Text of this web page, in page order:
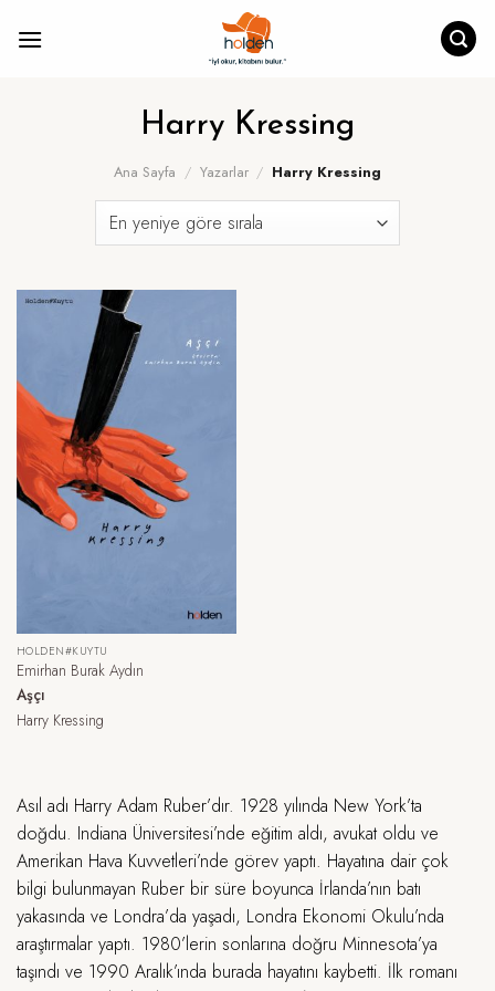
atla
Harry Kressing
Ana Sayfa / Yazarlar / Harry Kressing
HOLDEN#KUYTU
Emirhan Burak Aydın
Aşçı
Harry Kressing
Asıl adı Harry Adam Ruber’dır. 1928 yılında New York’ta
doğdu. Indiana Üniversitesi’nde eğitim aldı, avukat oldu ve
Amerikan Hava Kuvvetleri’nde görev yaptı. Hayatına dair çok
bilgi bulunmayan Ruber bir süre boyunca İrlanda’nın batı
yakasında ve Londra’da yaşadı, Londra Ekonomi Okulu’nda
araştırmalar yaptı. 1980’lerin sonlarına doğru Minnesota’ya
taşındı ve 1990 Aralık’ında burada hayatını kaybetti. İlk romanı